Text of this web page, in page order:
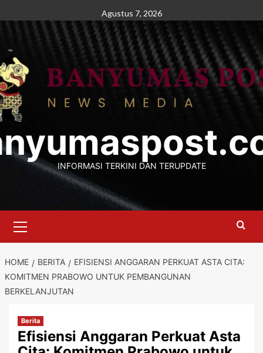
to
Agustus 7, 2026
INFORMASI TERKINI DAN TERUPDATE
Menu
HOME BERITA
EFISIENSI ANGGARAN PERKUAT ASTA CITA:
KOMITMEN PRABOWO UNTUK PEMBANGUNAN
BERKELANJUTAN
Berita
Efisiensi Anggaran Perkuat Asta